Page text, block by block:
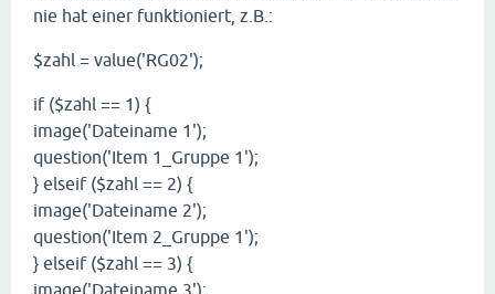
nie hat einer funktioniert, z.B.:
$zahl = value('RG02');
if ($zahl == 1) {
image('Dateiname 1');
question('Item 1_Gruppe 1');
} elseif ($zahl == 2) {
image('Dateiname 2');
question('Item 2_Gruppe 1');
} elseif ($zahl == 3) {
image('Dateiname 3');